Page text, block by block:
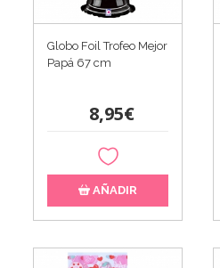
Globo Foil Trofeo Mejor
Papá 67 cm
8,95€
AÑADIR